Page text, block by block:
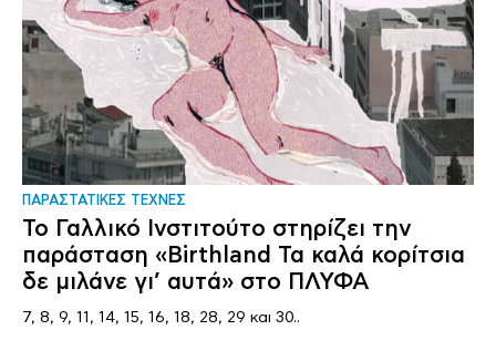
ΠΑΡΑΣΤΑΤΙΚΕΣ ΤΕΧΝΕΣ
Το Γαλλικό Ινστιτούτο στηρίζει την
παράσταση «Birthland Τα καλά κορίτσια
δε μιλάνε γι’ αυτά» στο ΠΛΥΦΑ
7, 8, 9, 11, 14, 15, 16, 18, 28, 29 και 30..